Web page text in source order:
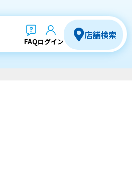
FAQログイン
店舗検索